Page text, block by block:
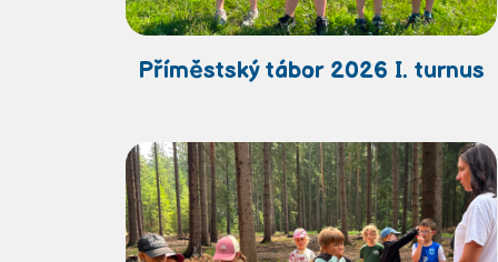
Příměstský tábor 2026 I. turnus